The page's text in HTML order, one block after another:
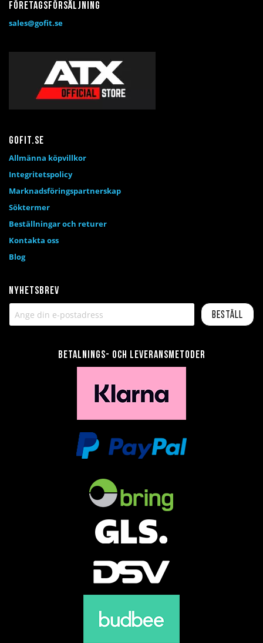
Nyhetsbrev
Beställ
Företagsförsäljning
sales@gofit.se
Betalnings- och leveransmetoder
Gofit.se
Allmänna köpvillkor
Integritetspolicy
Marknadsföringspartnerskap
Söktermer
Beställningar och returer
Kontakta oss
Blog